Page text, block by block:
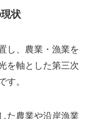
状
し、農業・漁業を
を軸とした第三次
す。
た農業や沿岸漁業